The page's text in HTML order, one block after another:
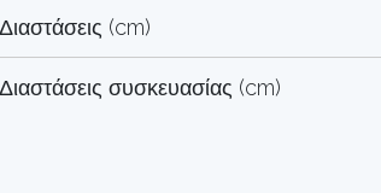
Διαστάσεις (cm)
Διαστάσεις συσκευασίας (cm)